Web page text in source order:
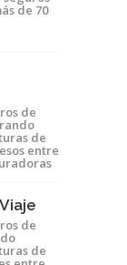
de 70
de
de
entre
de
de